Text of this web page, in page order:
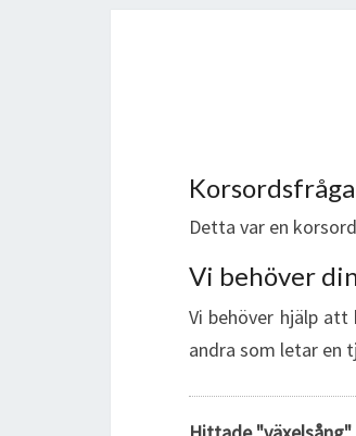
Korsordsfråga
Detta var en
Vi behöver
Vi behöver hjälp
andra som letar en